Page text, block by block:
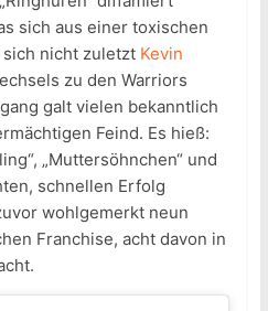
sich aus einer toxischen
nicht zuletzt Kevin
zu den Warriors
galt vielen bekanntlich
Feind. Es hieß:
„Muttersöhnchen“ und
schnellen Erfolg
wohlgemerkt neun
Franchise, acht davon in